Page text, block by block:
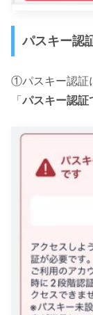
パスキー認
①パスキー認証
「 パスキー認証